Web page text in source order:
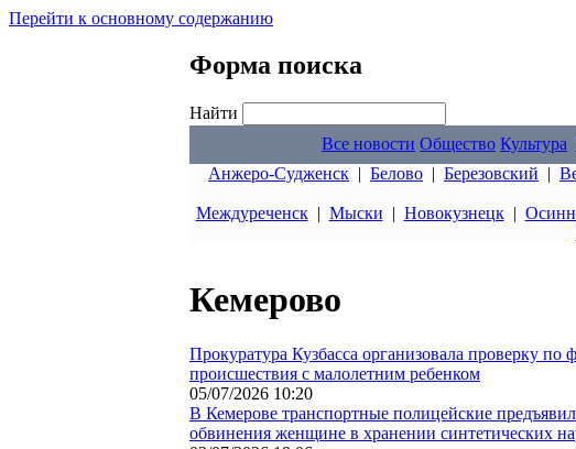
Перейти к основному содержанию
Форма поиска
Найти
Все новости Общество Культура
Анжеро-Судженск | Белово | Березовский |
Междуреченск| Мыски | Новокузнецк|
Кемерово
Прокуратура Кузбасса организовала проверку по
происшествия с малолетним ребенком
05/07/2026 10:20
В Кемерове транспортные полицейские
обвинения женщине в хранении синтетических